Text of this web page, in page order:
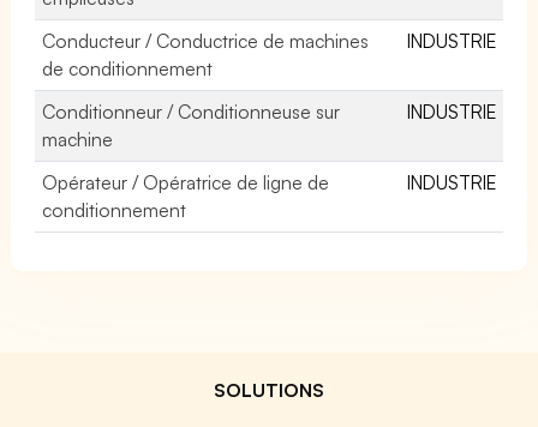
Conducteur / Conductrice de machines
de conditionnement
INDUSTRIE
Conditionneur / Conditionneuse sur
machine
INDUSTRIE
Opérateur / Opératrice de ligne de
conditionnement
INDUSTRIE
SOLUTIONS